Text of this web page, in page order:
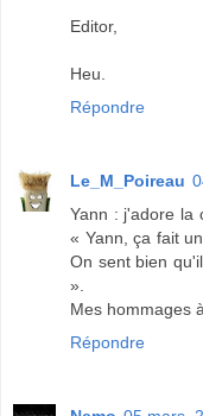
Editor,
Heu.
Répondre
Le_M_Poireau
Yann : j'adore la
« Yann, ça fait
On sent bien
».
Mes hommages
Répondre